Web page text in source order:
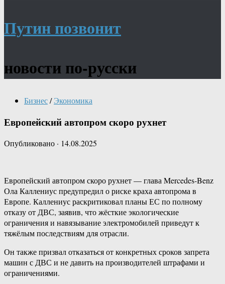
Путин позвонит
новости по-русски
Бизнес/ Экономика
Европейский автопром скоро рухнет
Опубликовано · 14.08.2025
Европейский автопром скоро рухнет — глава Mercedes-Benz
Ола Каллениус предупредил о риске краха автопрома в
Европе. Каллениус раскритиковал планы ЕС по полному
отказу от ДВС, заявив, что жёсткие экологические
ограничения и навязывание электромобилей приведут к
тяжёлым последствиям для отрасли.
Он также призвал отказаться от конкретных сроков запрета
машин с ДВС и не давить на производителей штрафами и
ограничениями.